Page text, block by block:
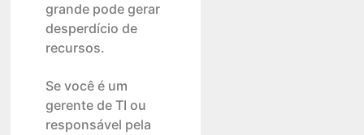
grande pode gerar
desperdício de
recursos.
Se você é um
gerente de TI ou
responsável pela